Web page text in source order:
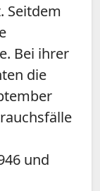
Seitdem
Bei ihrer
die
und